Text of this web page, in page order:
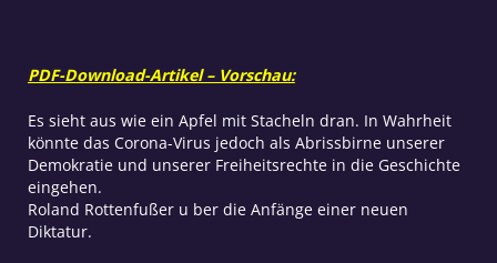
PDF-Download-Artikel – Vorschau:
Es sieht aus wie ein Apfel mit Stacheln dran. In Wahrheit
könnte das Corona-Virus jedoch als Abrissbirne unserer
Demokratie und unserer Freiheitsrechte in die Geschichte
eingehen.
Roland Rottenfußer u ber die Anfänge einer neuen
Diktatur.